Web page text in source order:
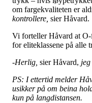
om fargekvaliteten er
kontrollere, sier Håvard.
Vi forteller Håvard at
for eliteklassene på alle
-Herlig, sier Håvard,
PS: I ettertid melder
usikker på om beina
kun på langdistansen.